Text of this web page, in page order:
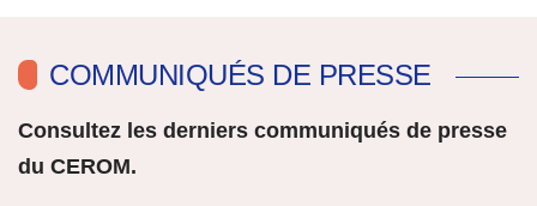
COMMUNIQUÉS DE PRESSE
Consultez les derniers communiqués de presse
du CEROM.